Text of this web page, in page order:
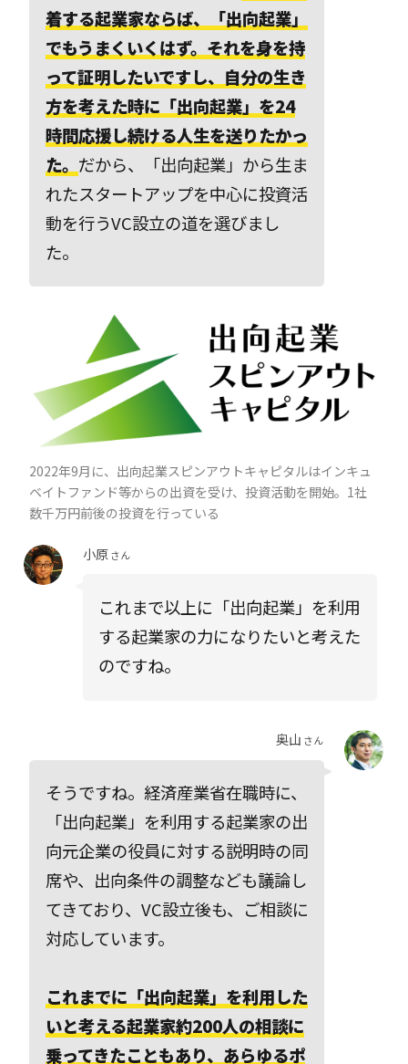
着する起業家ならば、「出向起業」
でもうまくいくはず。それを身を持
って証明したいですし、自分の生き
方を考えた時に「出向起業」を24
時間応援し続ける人生を送りたかっ
た。 だから、「出向起業」から生ま
れたスタートアップを中心に投資活
動を行うVC設立の道を選びまし
た。
2022年9月に、出向起業スピンアウトキャピタルはインキュ
ベイトファンド等からの出資を受け、投資活動を開始。1社
数千万円前後の投資を行っている
小原さん
これまで以上に「出向起業」を利用
する起業家の力になりたいと考えた
のですね。
奥山 さん
そうですね。経済産業省在職時に、
「出向起業」を利用する起業家の出
向元企業の役員に対する説明時の同
席や、出向条件の調整なども議論し
てきており、VC設立後も、ご相談に
対応しています。
これまでに「出向起業」を利用した
いと考える起業家約200人の相談に
乗ってきたこともあり、あらゆるポ